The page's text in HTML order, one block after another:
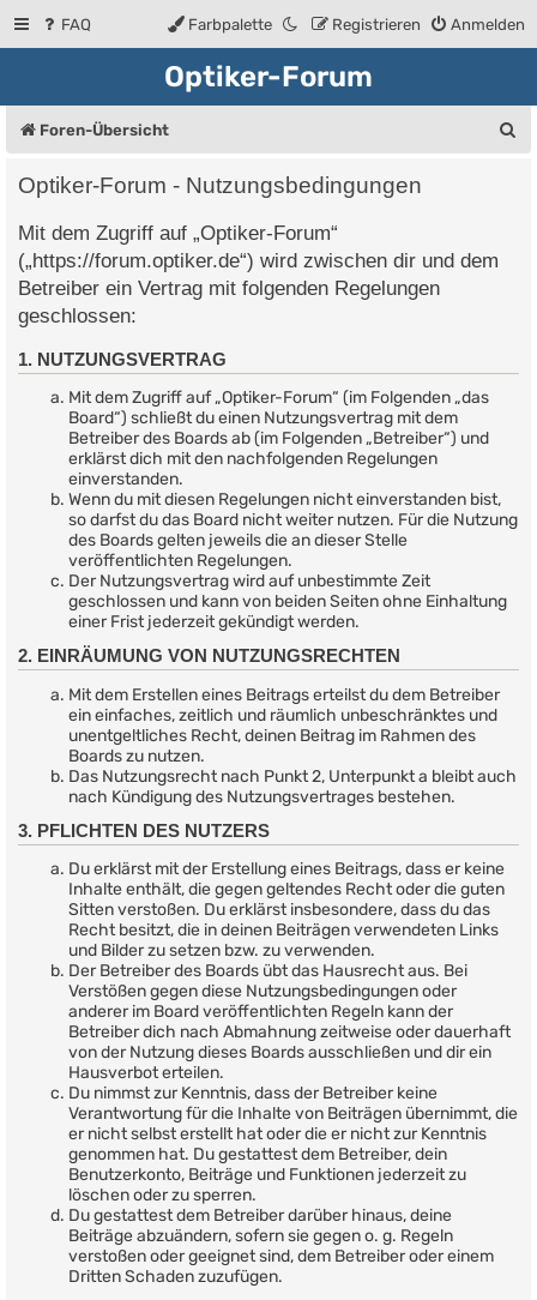
FAQ Anmelden
Registrieren
Farbpalette
Optiker-Forum
Foren-Übersicht
Optiker-Forum - Nutzungsbedingungen
Mit dem Zugriff auf „Optiker-Forum“
(„https://forum.optiker.de“) wird zwischen dir und dem
Betreiber ein Vertrag mit folgenden Regelungen
geschlossen:
1. NUTZUNGSVERTRAG
Mit dem Zugriff auf „Optiker-Forum“ (im Folgenden „das
Board“) schließt du einen Nutzungsvertrag mit dem
Betreiber des Boards ab (im Folgenden „Betreiber“) und
erklärst dich mit den nachfolgenden Regelungen
einverstanden.
Wenn du mit diesen Regelungen nicht einverstanden bist,
so darfst du das Board nicht weiter nutzen. Für die Nutzung
des Boards gelten jeweils die an dieser Stelle
veröffentlichten Regelungen.
Der Nutzungsvertrag wird auf unbestimmte Zeit
geschlossen und kann von beiden Seiten ohne Einhaltung
einer Frist jederzeit gekündigt werden.
2. EINRÄUMUNG VON NUTZUNGSRECHTEN
Mit dem Erstellen eines Beitrags erteilst du dem Betreiber
ein einfaches, zeitlich und räumlich unbeschränktes und
unentgeltliches Recht, deinen Beitrag im Rahmen des
Boards zu nutzen.
Das Nutzungsrecht nach Punkt 2, Unterpunkt a bleibt auch
nach Kündigung des Nutzungsvertrages bestehen.
3. PFLICHTEN DES NUTZERS
Du erklärst mit der Erstellung eines Beitrags, dass er keine
Inhalte enthält, die gegen geltendes Recht oder die guten
Sitten verstoßen. Du erklärst insbesondere, dass du das
Recht besitzt, die in deinen Beiträgen verwendeten Links
und Bilder zu setzen bzw. zu verwenden.
Der Betreiber des Boards übt das Hausrecht aus. Bei
Verstößen gegen diese Nutzungsbedingungen oder
anderer im Board veröffentlichten Regeln kann der
Betreiber dich nach Abmahnung zeitweise oder dauerhaft
von der Nutzung dieses Boards ausschließen und dir ein
Hausverbot erteilen.
Du nimmst zur Kenntnis, dass der Betreiber keine
Verantwortung für die Inhalte von Beiträgen übernimmt, die
er nicht selbst erstellt hat oder die er nicht zur Kenntnis
genommen hat. Du gestattest dem Betreiber, dein
Benutzerkonto, Beiträge und Funktionen jederzeit zu
löschen oder zu sperren.
Du gestattest dem Betreiber darüber hinaus, deine
Beiträge abzuändern, sofern sie gegen o. g. Regeln
verstoßen oder geeignet sind, dem Betreiber oder einem
Dritten Schaden zuzufügen.